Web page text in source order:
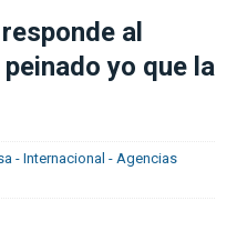
al
yo que la
- Internacional - Agencias